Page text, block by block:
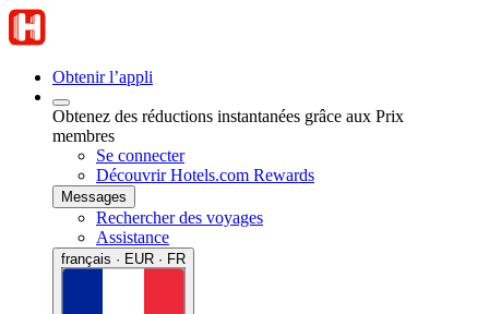
Obtenir l’appli
Obtenez des réductions instantanées grâce aux Prix
membres
Se connecter
Découvrir Hotels.com Rewards
Messages
Rechercher des voyages
Assistance
français · EUR · FR